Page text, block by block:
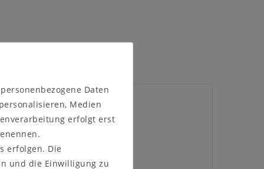
Daten
Medien
erfolgt erst
erfolgen. Die
und die Einwilligung zu